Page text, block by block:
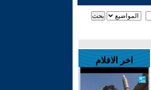
اخر الافلام